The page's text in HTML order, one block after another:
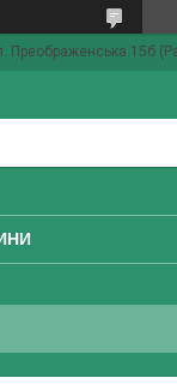
Преображенська 15б